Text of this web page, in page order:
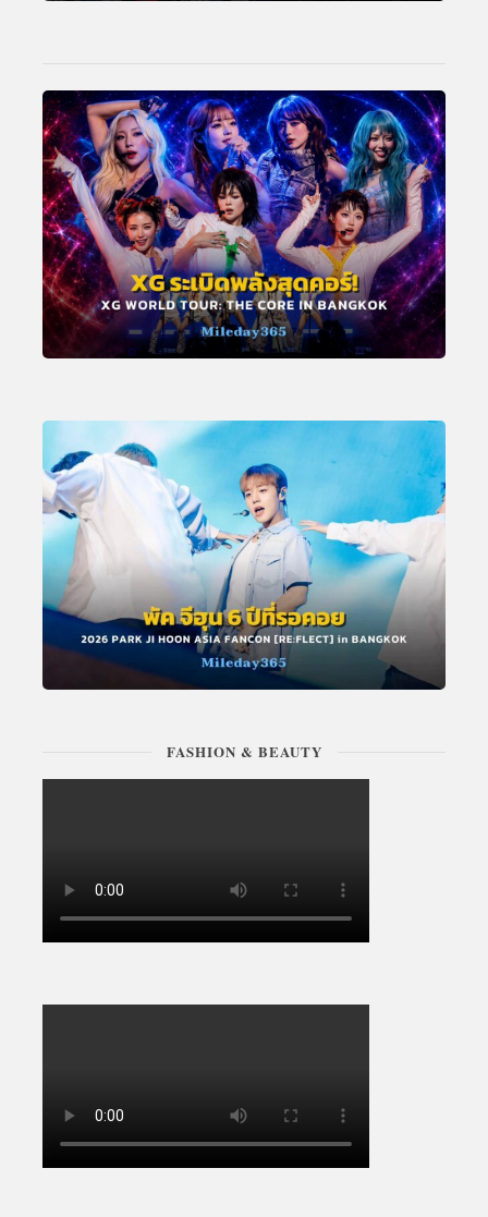
FASHION & BEAUTY